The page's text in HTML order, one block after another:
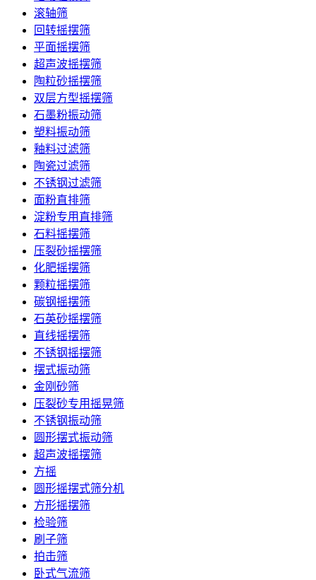
滚轴筛
回转摇摆筛
平面摇摆筛
超声波摇摆筛
陶粒砂摇摆筛
双层方型摇摆筛
石墨粉振动筛
塑料振动筛
釉料过滤筛
陶瓷过滤筛
不锈钢过滤筛
面粉直排筛
淀粉专用直排筛
石料摇摆筛
压裂砂摇摆筛
化肥摇摆筛
颗粒摇摆筛
碳钢摇摆筛
石英砂摇摆筛
直线摇摆筛
不锈钢摇摆筛
摆式振动筛
金刚砂筛
压裂砂专用摇晃筛
不锈钢振动筛
圆形摆式振动筛
超声波摇摆筛
方摇
圆形摇摆式筛分机
方形摇摆筛
检验筛
刷子筛
拍击筛
卧式气流筛